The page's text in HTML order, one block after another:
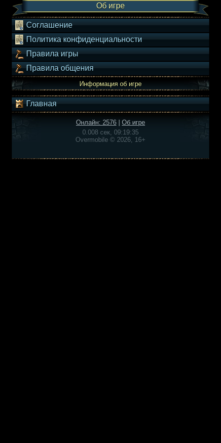
Об игре
Соглашение
Политика конфиденциальности
Правила игры
Правила общения
Информация об игре
Главная
Онлайн: 2576
Об игре
0.008 сек, 09:19:35
Overmobile © 2026, 16+